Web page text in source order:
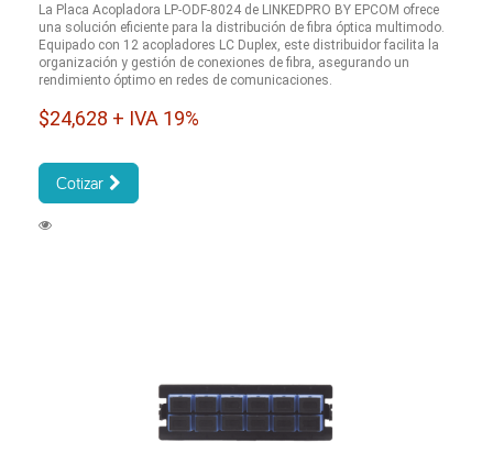
La Placa Acopladora LP-ODF-8024 de LINKEDPRO BY EPCOM ofrece
una solución eficiente para la distribución de fibra óptica multimodo.
Equipado con 12 acopladores LC Duplex, este distribuidor facilita la
organización y gestión de conexiones de fibra, asegurando un
rendimiento óptimo en redes de comunicaciones.
$24,628 + IVA 19%
Cotizar